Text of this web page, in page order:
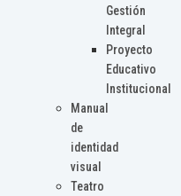
Gestión
Integral
Proyecto
Educativo
Institucional
Manual
de
identidad
visual
Teatro